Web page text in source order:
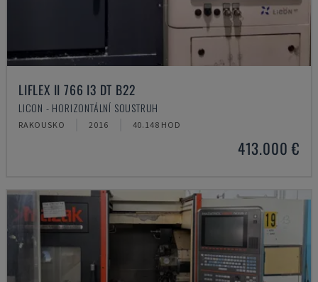
LIFLEX II 766 I3 DT B22
LICON - HORIZONTÁLNÍ SOUSTRUH
RAKOUSKO 2016 40.148 HOD
413.000 €